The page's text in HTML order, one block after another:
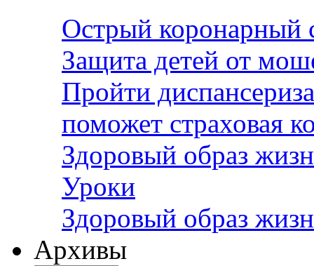
Острый коронарный
Защита детей от
Пройти
поможет страховая
Здоровый образ
Уроки
Здоровый образ
Архивы